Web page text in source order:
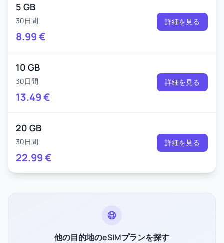
5 GB
30日間
8.99€
詳細を見る
10 GB
30日間
13.49€
詳細を見る
20 GB
30日間
22.99€
詳細を見る
他の目的地のeSIMプランを探す